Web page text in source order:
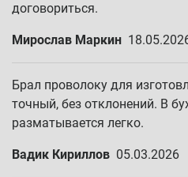
договориться.
Мирослав Маркин
Брал проволоку для
точный, без отклонений. В
разматывается легко.
Вадик Кириллов 05.03.2026